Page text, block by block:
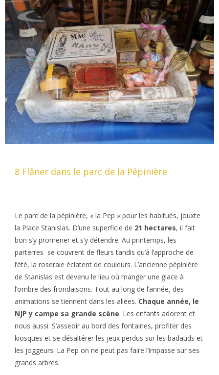
8 Flâner dans le parc de la Pépinière
Le parc de la pépinière, « la Pep » pour les habitués, jouxte
la Place Stanislas. D’une superficie de 21 hectares, il fait
bon s’y promener et s’y détendre. Au printemps, les
parterres se couvrent de fleurs tandis qu’à l’approche de
l’été, la roseraie éclatent de couleurs. L’ancienne pépinière
de Stanislas est devenu le lieu où manger une glace à
l’ombre des frondaisons. Tout au long de l’année, des
animations se tiennent dans les allées. Chaque année, le
NJP y campe sa grande scène. Les enfants adorent et
nous aussi. S’asseoir au bord des fontaines, profiter des
kiosques et se désaltérer les jeux perdus sur les badauds et
les joggeurs. La Pep on ne peut pas faire l’impasse sur ses
grands arbres.